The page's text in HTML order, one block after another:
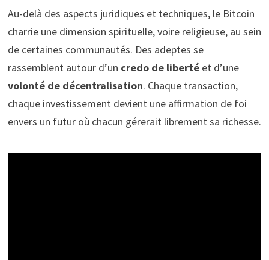
Au-delà des aspects juridiques et techniques, le Bitcoin
charrie une dimension spirituelle, voire religieuse, au sein
de certaines communautés. Des adeptes se
rassemblent autour d’un credo de libertéet d’une
volonté de décentralisation. Chaque transaction,
chaque investissement devient une affirmation de foi
envers un futur où chacun gérerait librement sa richesse.